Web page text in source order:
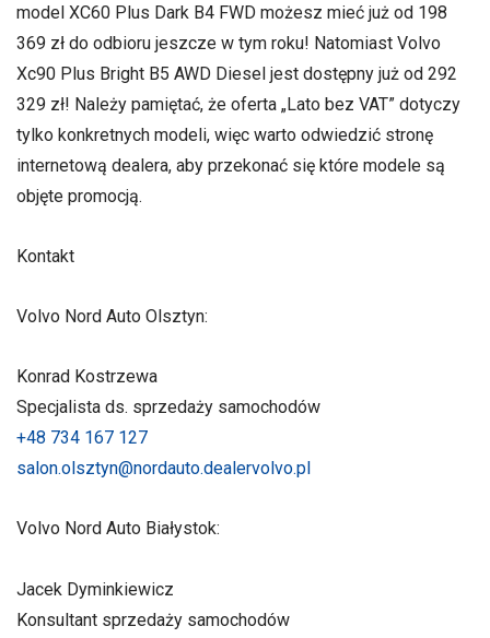
model XC60 Plus Dark B4 FWD możesz mieć już od 198
369 zł do odbioru jeszcze w tym roku! Natomiast Volvo
Xc90 Plus Bright B5 AWD Diesel jest dostępny już od 292
329 zł! Należy pamiętać, że oferta „Lato bez VAT” dotyczy
tylko konkretnych modeli, więc warto odwiedzić stronę
internetową dealera, aby przekonać się które modele są
objęte promocją.
Kontakt
Volvo Nord Auto Olsztyn:
Konrad Kostrzewa
Specjalista ds. sprzedaży samochodów
+48 734 167 127
salon.olsztyn@nordauto.dealervolvo.pl
Volvo Nord Auto Białystok:
Jacek Dyminkiewicz
Konsultant sprzedaży samochodów